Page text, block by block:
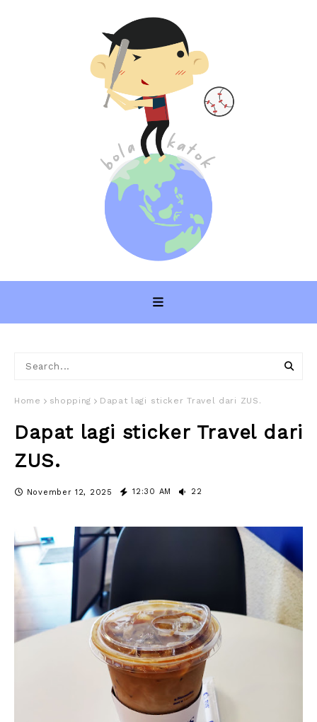
Home shopping Dapat lagi sticker Travel dari ZUS.
Dapat lagi sticker Travel dari
ZUS.
November 12, 2025 12:30 AM 22